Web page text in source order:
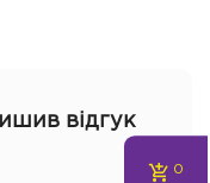
відгук
0